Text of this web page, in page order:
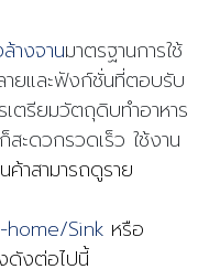
างจานมาตรฐานการใช้
ายและฟังก์ชั่นที่ตอบรับ
เตรียมวัตถุดิบทำอาหาร
ะดวกรวดเร็ว ใช้งาน
ค้าสามารถดูราย
Sink หรือ
ดังต่อไปนี้